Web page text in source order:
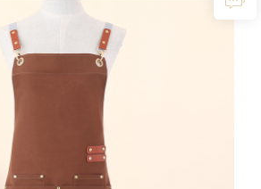
รอยเลอะ และสิ่งสกปรก พร้อมทั้ง
ะสวมใส่และลักษณะภายนอกที่ดูเป็น
นเหล่านี้ผลิตจากผ้าแคนวาสคุณภาพ
อสภาพแวดล้อมที่ท้าทายได้ และ
วนาน ไม่ว่าคุณจะต้องการนำไปใช้
ห้องปฏิบัติการ หรือสถานที่จำหน่าย
บบแคนวาสของเราจะช่วยให้ทีมงาน